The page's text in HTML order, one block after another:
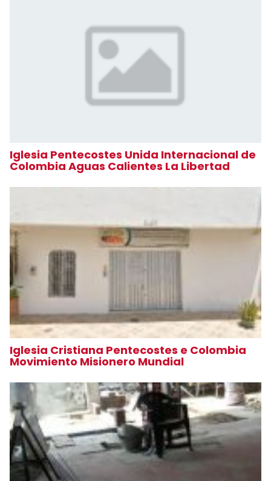
Iglesia Pentecostes Unida Internacional de
Colombia Aguas Calientes La Libertad
Iglesia Cristiana Pentecostes e Colombia
Movimiento Misionero Mundial